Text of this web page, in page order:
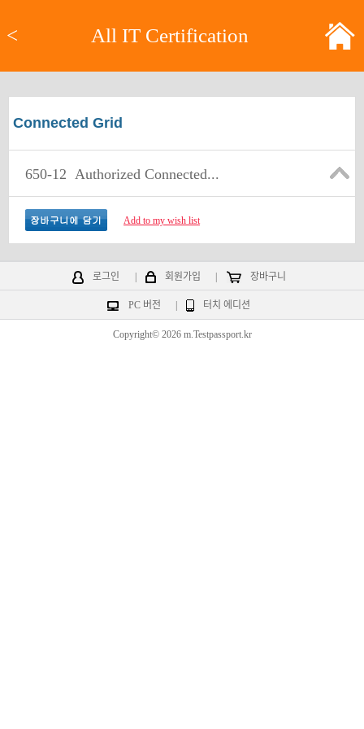
< All IT Certification
Connected Grid
650-12 Authorized Connected...
Add to my wish list
로그인 회원가입 장바구니
PC 버전 터치 에디션
Copyright© 2026 m.Testpassport.kr